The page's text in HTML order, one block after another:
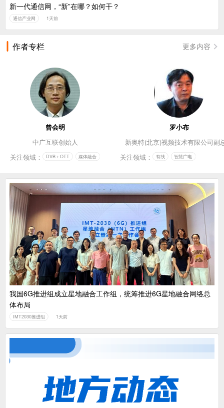
新一代通信网，“新”在哪？如何干？
通信产业网 1天前
作者专栏 更多内容
曾会明
中广互联创始人
关注领域：
DVB＋OTT 媒体融合
罗小布
新奥特(北京)视频技术有限公司副
关注领域：
有线 智慧广电
我国6G推进组成立星地融合工作组，统筹推进6G星地融合网络总
体布局
IMT2030推进组 1天前